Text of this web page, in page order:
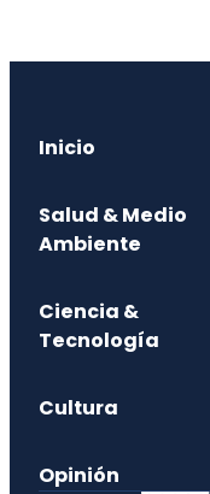
Inicio
Salud & Medio
Ambiente
Ciencia &
Tecnología
Cultura
Opinión